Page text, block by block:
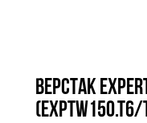
Верстак